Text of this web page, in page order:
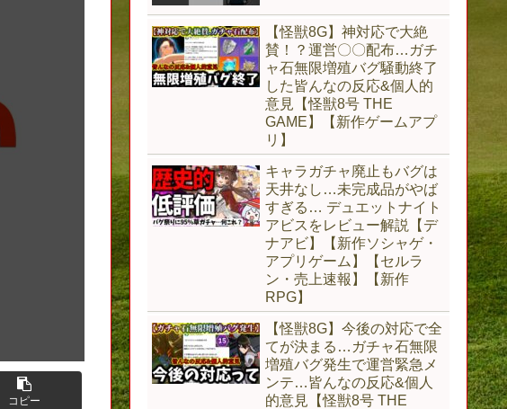
コピー
【怪獣8G】神対応で大絶
賛！？運営〇〇配布…ガチ
ャ石無限増殖バグ騒動終了
した皆んなの反応&個人的
意見【怪獣8号 THE
GAME】【新作ゲームアプ
リ】
キャラガチャ廃止もバグは
天井なし…未完成品がやば
すぎる… デュエットナイト
アビスをレビュー解説【デ
ナアビ】【新作ソシャゲ・
アプリゲーム】【セルラ
ン・売上速報】【新作
RPG】
【怪獣8G】今後の対応で全
てが決まる…ガチャ石無限
増殖バグ発生で運営緊急メ
ンテ…皆んなの反応&個人
的意見【怪獣8号 THE